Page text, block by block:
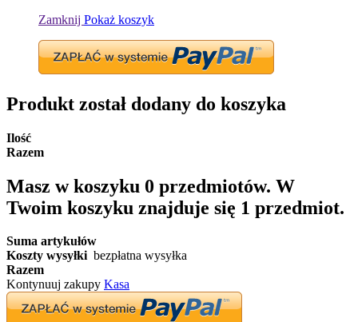
Zamknij Pokaż koszyk
Produkt został dodany do koszyka
Ilość
Razem
Masz w koszyku 0 przedmiotów. W
Twoim koszyku znajduje się 1 przedmiot.
Suma artykułów
Koszty wysyłki bezpłatna wysyłka
Razem
Kontynuuj zakupy Kasa